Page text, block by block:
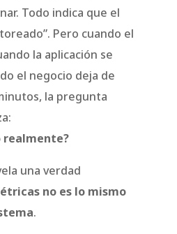
Todo indica que el
Pero cuando el
la aplicación se
el negocio deja de
la pregunta
realmente?
una verdad
no es lo mismo
.